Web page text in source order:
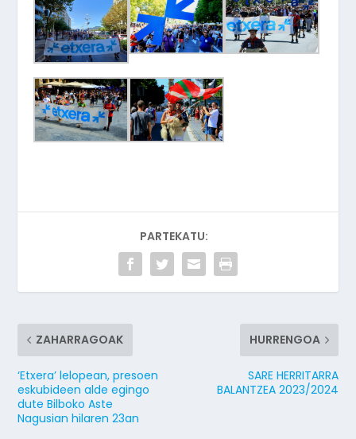
PARTEKATU:
ZAHARRAGOAK
‘Etxera’ lelopean, presoen
eskubideen alde egingo
dute Bilboko Aste
Nagusian hilaren 23an
HURRENGOA
SARE HERRITARRA
BALANTZEA 2023/2024